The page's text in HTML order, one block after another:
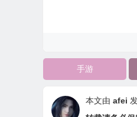
手游
本文由 afei